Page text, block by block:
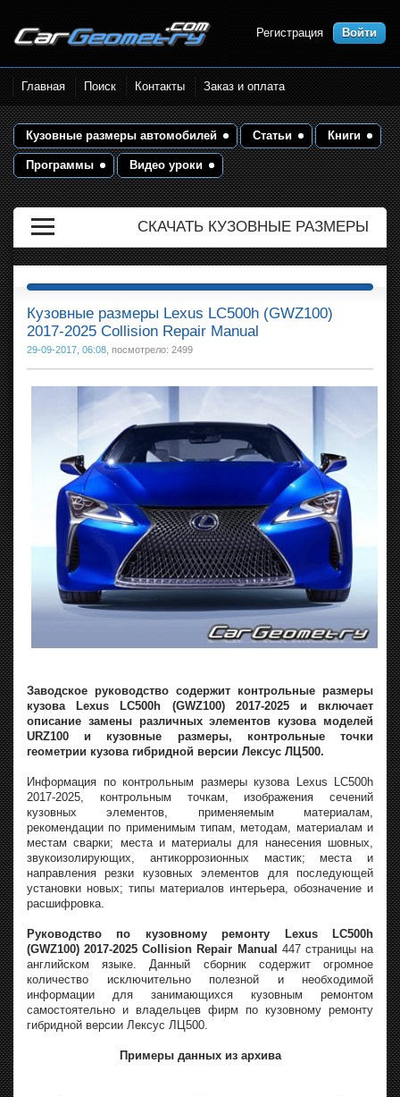
Размеры кузова автомобилей.
Контрольные точки и кузовные
размеры. Геометрия кузова
Регистрация Войти
Главная Поиск Контакты Заказ и оплата
Кузовные размеры автомобилей Статьи Книги
Программы Видео уроки
СКАЧАТЬ КУЗОВНЫЕ РАЗМЕРЫ
Кузовные размеры Lexus LC500h (GWZ100)
2017-2025 Collision Repair Manual
29-09-2017, 06:08 , посмотрело: 2499
Заводское руководство содержит контрольные размеры
кузова Lexus LC500h (GWZ100) 2017-2025 и включает
описание замены различных элементов кузова моделей
URZ100 и кузовные размеры, контрольные точки
геометрии кузова гибридной версии Лексус ЛЦ500.
Информация по контрольным размеры кузова Lexus LC500h
2017-2025, контрольным точкам, изображения сечений
кузовных элементов, применяемым материалам,
рекомендации по применимым типам, методам, материалам и
местам сварки; места и материалы для нанесения шовных,
звукоизолирующих, антикоррозионных мастик; места и
направления резки кузовных элементов для последующей
установки новых; типы материалов интерьера, обозначение и
расшифровка.
Руководство по кузовному ремонту Lexus LC500h
(GWZ100) 2017-2025 Collision Repair Manual 447 страницы на
английском языке. Данный сборник содержит огромное
количество исключительно полезной и необходимой
информации для занимающихся кузовным ремонтом
самостоятельно и владельцев фирм по кузовному ремонту
гибридной версии Лексус ЛЦ500.
Примеры данных из архива